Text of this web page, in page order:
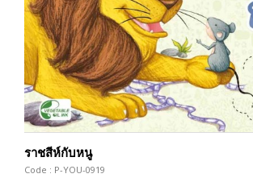
ราชสีห์กับหนู
Code : P-YOU-0919